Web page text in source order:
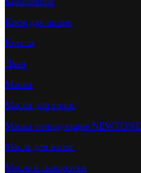
Крем для загара
Кресла
Лаки
Маски
Маски для волос
Маски тонирующие NEWTONE
Масла для волос
Масла и сыворотки